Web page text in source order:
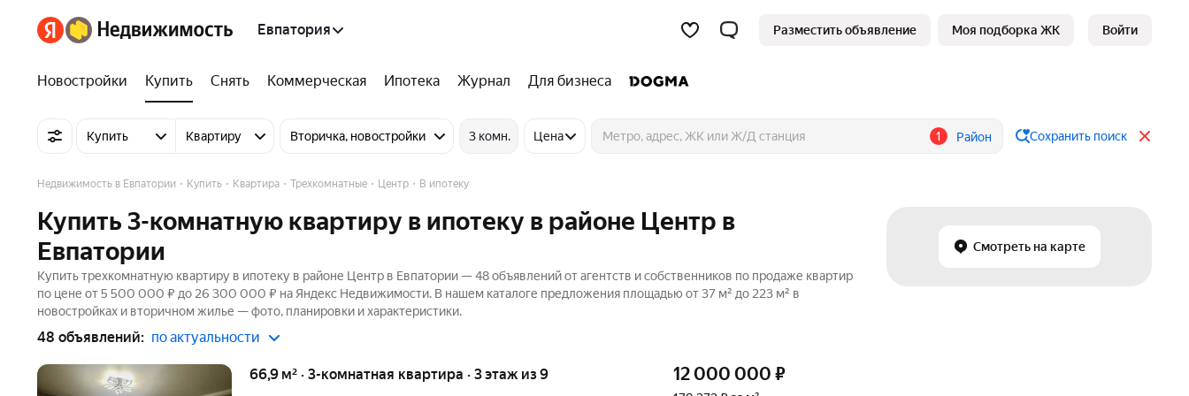
Евпатория Разместить объявление Моя подборка ЖК Войти
Новостройки Купить Снять Коммерческая Ипотека Журнал Для бизнеса
Купить Квартиру Вторичка, новостройки 3 комн. Цена 1 Район Сохранить поиск
Смотреть на карте
Недвижимость в Евпатории Купить Квартира Трехкомнатные Центр В ипотеку
Купить 3-комнатную квартиру в ипотеку в районе Центр в
Евпатории
Купить трехкомнатную квартиру в ипотеку в районе Центр в Евпатории — 48 объявлений от агентств и собственников по продаже квартир
по цене от 5 500 000 ₽ до 26 300 000 ₽ на Яндекс Недвижимости. В нашем каталоге предложения площадью от 37 м² до 223 м² в
новостройках и вторичном жилье — фото, планировки и характеристики.
48 объявлений: по актуальности
66,9 м² · 3-комнатная квартира · 3 этаж из 9 12 000 000 ₽